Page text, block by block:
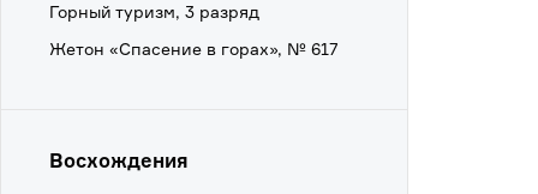
Горный туризм, 3 разряд
Жетон «Спасение в горах», № 617
Восхождения